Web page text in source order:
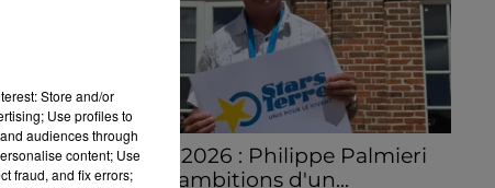
Stars'Terre 2026 : Philippe Palmieri
dévoile les ambitions d'un...
Store and/or
Use profiles to
audiences through
content; Use
fraud, and fix errors;